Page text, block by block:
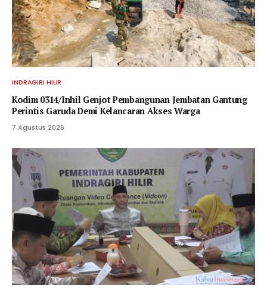
INDRAGIRI HILIR
Kodim 0314/Inhil Genjot Pembangunan Jembatan Gantung
Perintis Garuda Demi Kelancaran Akses Warga
7 Agustus 2026